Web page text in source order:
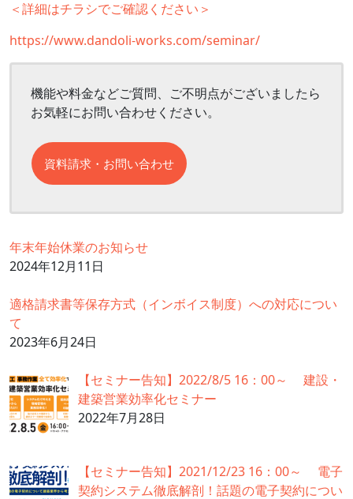
＜詳細はチラシでご確認ください＞
https://www.dandoli-works.com/seminar/
機能や料金などご質問、ご不明点がございましたら
お気軽にお問い合わせください。
資料請求・お問い合わせ
年末年始休業のお知らせ
2024年12月11日
適格請求書等保存方式（インボイス制度）への対応につい
て
2023年6月24日
【セミナー告知】2022/8/5 16：00～ 建設・
建築営業効率化セミナー
2022年7月28日
【セミナー告知】2021/12/23 16：00～ 電子
契約システム徹底解剖！話題の電子契約につい